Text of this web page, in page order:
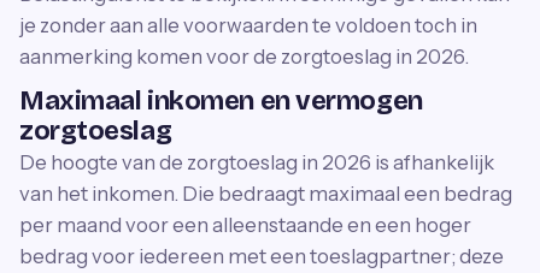
je zonder aan alle voorwaarden te voldoen toch in
aanmerking komen voor de zorgtoeslag in 2026.
Maximaal inkomen en vermogen
zorgtoeslag
De hoogte van de zorgtoeslag in 2026 is afhankelijk
van het inkomen. Die bedraagt maximaal een bedrag
per maand voor een alleenstaande en een hoger
bedrag voor iedereen met een toeslagpartner; deze